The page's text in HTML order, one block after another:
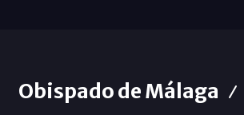
Obispado de Málaga